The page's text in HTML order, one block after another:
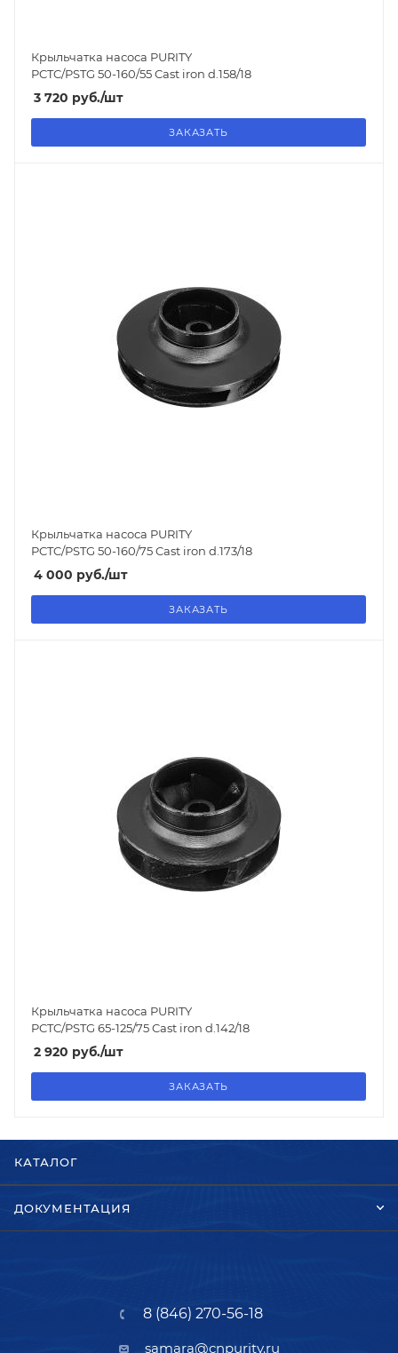
Крыльчатка насоса PURITY
PCTC/PSTG 50-160/55 Cast iron d.158/18
3 720 руб./шт
ЗАКАЗАТЬ
Крыльчатка насоса PURITY
PCTC/PSTG 50-160/75 Cast iron d.173/18
4 000 руб./шт
ЗАКАЗАТЬ
Крыльчатка насоса PURITY
PCTC/PSTG 65-125/75 Cast iron d.142/18
2 920 руб./шт
ЗАКАЗАТЬ
КАТАЛОГ
ДОКУМЕНТАЦИЯ
8 (846) 270-56-18
samara@cnpurity.ru